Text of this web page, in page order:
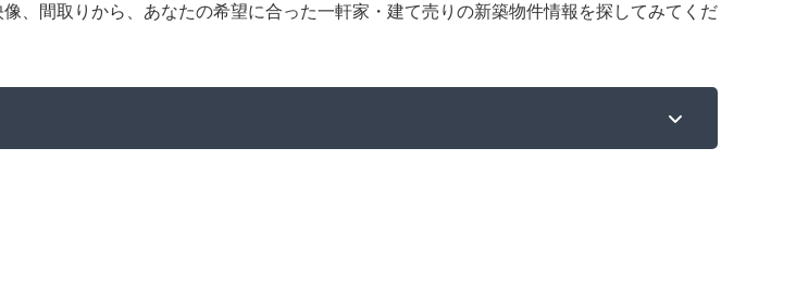
、間取りから、あなたの希望に合った一軒家・建て売りの新築物件情報を探してみてくだ